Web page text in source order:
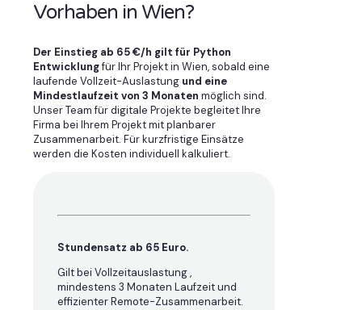
Vorhaben in Wien?
Der Einstieg ab 65 €/h gilt für Python
Entwicklungfür Ihr Projekt in Wien, sobald eine
laufende Vollzeit-Auslastung und eine
Mindestlaufzeit von 3 Monaten möglich sind.
Unser Team für digitale Projekte begleitet Ihre
Firma bei Ihrem Projekt mit planbarer
Zusammenarbeit. Für kurzfristige Einsätze
werden die Kosten individuell kalkuliert.
Stundensatz ab 65 Euro.
Gilt bei Vollzeitauslastung ,
mindestens 3 Monaten Laufzeit und
effizienter Remote-Zusammenarbeit.